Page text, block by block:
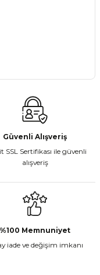
Güvenli Alışveriş
SSL Sertifikası ile güvenli
alışveriş
%100 Memnuniyet
iade ve değişim imkanı